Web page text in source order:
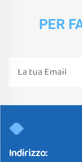
PER
Indirizzo: